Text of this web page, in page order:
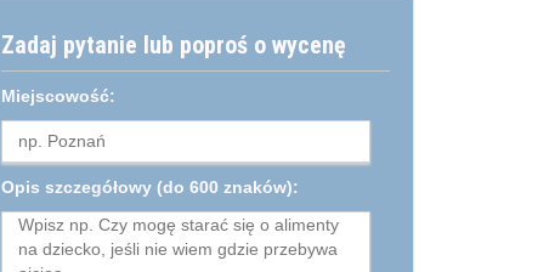
Zadaj pytanie lub poproś o wycenę
Miejscowość:
Opis szczegółowy (do 600 znaków):